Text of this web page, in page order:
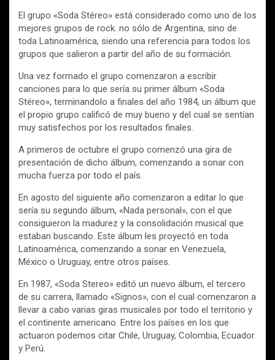
El grupo «Soda Stéreo» está considerado como uno de los
mejores grupos de rock. no sólo de Argentina, sino de
toda Latinoamérica, siendo una referencia para todos los
grupos que salieron a partir del año de su formación.
Una vez formado el grupo comenzaron a escribir
canciones para lo que sería su primer álbum «Soda
Stéreo», terminandolo a finales del año 1984, un álbum que
el propio grupo calificó de muy bueno y del cual se sentían
muy satisfechos por los resultados finales.
A primeros de octubre el grupo comenzó una gira de
presentación de dicho álbum, comenzando a sonar con
mucha fuerza por todo el país.
En agosto del siguiente año comenzaron a editar lo que
sería su segundo álbum, «Nada personal», con el que
consiguieron la madurez y la consolidación musical que
estaban buscando. Este álbum les proyectó en toda
Latinoamérica, comenzando a sonar en Venezuela,
México o Uruguay, entre otros países.
En 1987, «Soda Stereo» editó un nuevo álbum, el tercero
de su carrera, llamado «Signos», con el cual comenzaron a
llevar a cabo varias giras musicales por todo el territorio y
el continente americano. Entre los países en los que
actuaron podemos citar Chile, Uruguay, Colombia, Ecuador
y Perú.